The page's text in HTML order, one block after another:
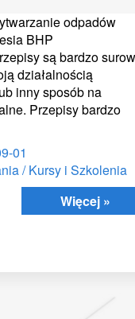
odpadów
BHP
są bardzo
działalnością
inny sposób na
Przepisy bardzo
01
/ Kursy i Szkolenia
Więcej »